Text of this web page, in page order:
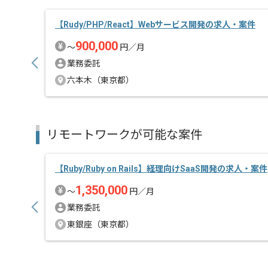
現在流行りのNFT、暗号資産業界に興味がある方に
マッチした案件となっております。
暗号資産、ブロックチェーンを中心にサービスを展開し
現在はブロックチェーンを基盤とした「Web3.0」や
「メタバース」におけるデジタル経済圏創造にも挑戦し
デジタル経済圏の想像を目指し、
【Rudy/PHP/React】Webサービス開発の求人・案件
〜900,000 円／月
業務委託
六本木（東京都）
リモートワークが可能な案件
【Ruby/Ruby on Rails】経理向けSaaS開発の求人・案件
〜1,350,000 円／月
業務委託
東銀座（東京都）